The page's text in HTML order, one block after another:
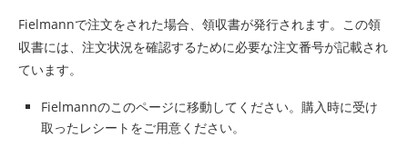
Fielmannで注文をされた場合、領収書が発行されます。この領
収書には、注文状況を確認するために必要な注文番号が記載され
ています。
Fielmannのこのページに移動してください。購入時に受け
取ったレシートをご用意ください。